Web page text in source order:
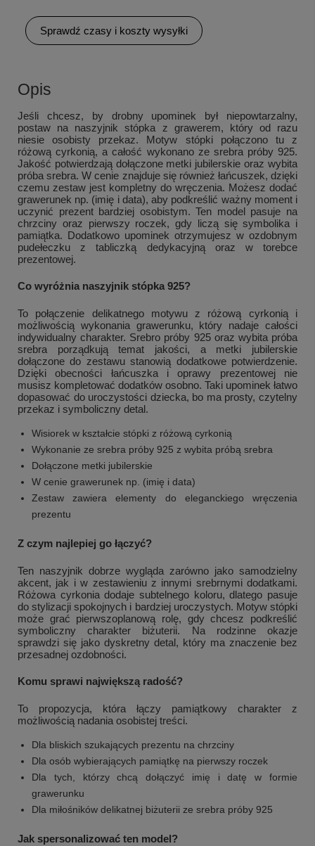
Sprawdź czasy i koszty wysyłki
Opis
Jeśli chcesz, by drobny upominek był niepowtarzalny,
postaw na naszyjnik stópka z grawerem, który od razu
niesie osobisty przekaz. Motyw stópki połączono tu z
różową cyrkonią, a całość wykonano ze srebra próby 925.
Jakość potwierdzają dołączone metki jubilerskie oraz wybita
próba srebra. W cenie znajduje się również łańcuszek, dzięki
czemu zestaw jest kompletny do wręczenia. Możesz dodać
grawerunek np. (imię i data), aby podkreślić ważny moment i
uczynić prezent bardziej osobistym. Ten model pasuje na
chrzciny oraz pierwszy roczek, gdy liczą się symbolika i
pamiątka. Dodatkowo upominek otrzymujesz w ozdobnym
pudełeczku z tabliczką dedykacyjną oraz w torebce
prezentowej.
Co wyróżnia naszyjnik stópka 925?
To połączenie delikatnego motywu z różową cyrkonią i
możliwością wykonania grawerunku, który nadaje całości
indywidualny charakter. Srebro próby 925 oraz wybita próba
srebra porządkują temat jakości, a metki jubilerskie
dołączone do zestawu stanowią dodatkowe potwierdzenie.
Dzięki obecności łańcuszka i oprawy prezentowej nie
musisz kompletować dodatków osobno. Taki upominek łatwo
dopasować do uroczystości dziecka, bo ma prosty, czytelny
przekaz i symboliczny detal.
Wisiorek w kształcie stópki z różową cyrkonią
Wykonanie ze srebra próby 925 z wybita próbą srebra
Dołączone metki jubilerskie
W cenie grawerunek np. (imię i data)
Zestaw zawiera elementy do eleganckiego wręczenia
prezentu
Z czym najlepiej go łączyć?
Ten naszyjnik dobrze wygląda zarówno jako samodzielny
akcent, jak i w zestawieniu z innymi srebrnymi dodatkami.
Różowa cyrkonia dodaje subtelnego koloru, dlatego pasuje
do stylizacji spokojnych i bardziej uroczystych. Motyw stópki
może grać pierwszoplanową rolę, gdy chcesz podkreślić
symboliczny charakter biżuterii. Na rodzinne okazje
sprawdzi się jako dyskretny detal, który ma znaczenie bez
przesadnej ozdobności.
Komu sprawi największą radość?
To propozycja, która łączy pamiątkowy charakter z
możliwością nadania osobistej treści.
Dla bliskich szukających prezentu na chrzciny
Dla osób wybierających pamiątkę na pierwszy roczek
Dla tych, którzy chcą dołączyć imię i datę w formie
grawerunku
Dla miłośników delikatnej biżuterii ze srebra próby 925
Jak spersonalizować ten model?